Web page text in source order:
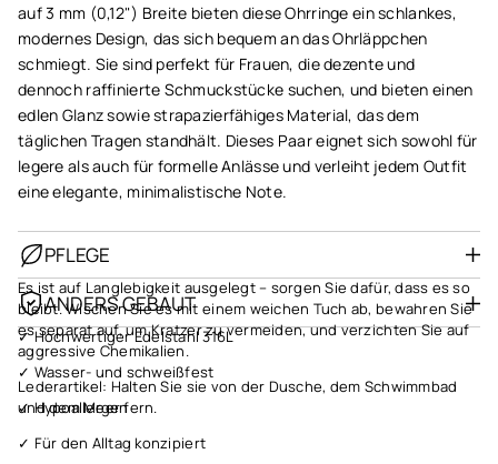
auf 3 mm (0,12") Breite bieten diese Ohrringe ein schlankes,
modernes Design, das sich bequem an das Ohrläppchen
schmiegt. Sie sind perfekt für Frauen, die dezente und
dennoch raffinierte Schmuckstücke suchen, und bieten einen
edlen Glanz sowie strapazierfähiges Material, das dem
täglichen Tragen standhält. Dieses Paar eignet sich sowohl für
legere als auch für formelle Anlässe und verleiht jedem Outfit
eine elegante, minimalistische Note.
PFLEGE
Es ist auf Langlebigkeit ausgelegt – sorgen Sie dafür, dass es so
bleibt. Wischen Sie es mit einem weichen Tuch ab, bewahren Sie
es separat auf, um Kratzer zu vermeiden, und verzichten Sie auf
aggressive Chemikalien.
Lederartikel: Halten Sie sie von der Dusche, dem Schwimmbad
und dem Meer fern.
ANDERS GEBAUT
✓ Hochwertiger Edelstahl 316L
✓ Wasser- und schweißfest
✓ Hypoallergen
✓ Für den Alltag konzipiert